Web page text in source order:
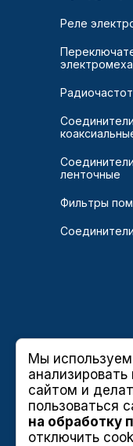
Реле
ленточные
Фильтры
Мы
сайтом и
пользоваться
на обработку
отключить